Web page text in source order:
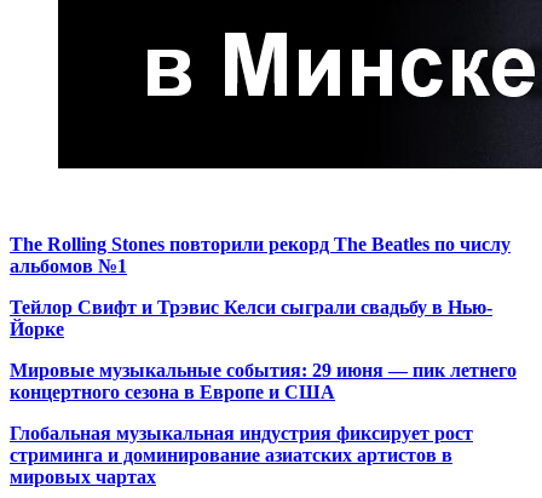
The Rolling Stones повторили рекорд The Beatles по числу
альбомов №1
Тейлор Свифт и Трэвис Келси сыграли свадьбу в Нью-
Йорке
Мировые музыкальные события: 29 июня — пик летнего
концертного сезона в Европе и США
Глобальная музыкальная индустрия фиксирует рост
стриминга и доминирование азиатских артистов в
мировых чартах